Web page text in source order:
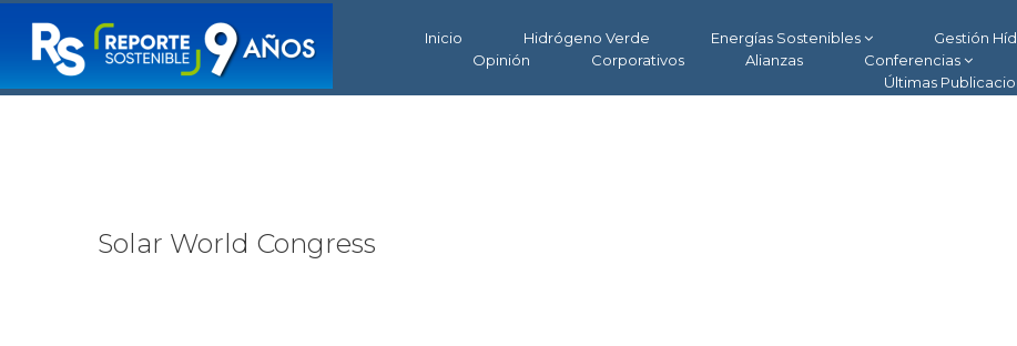
Inicio Hidrógeno Verde Energías Sostenibles Gestión
Opinión
Corporativos Alianzas Conferencias
Últimas
Solar World Congress